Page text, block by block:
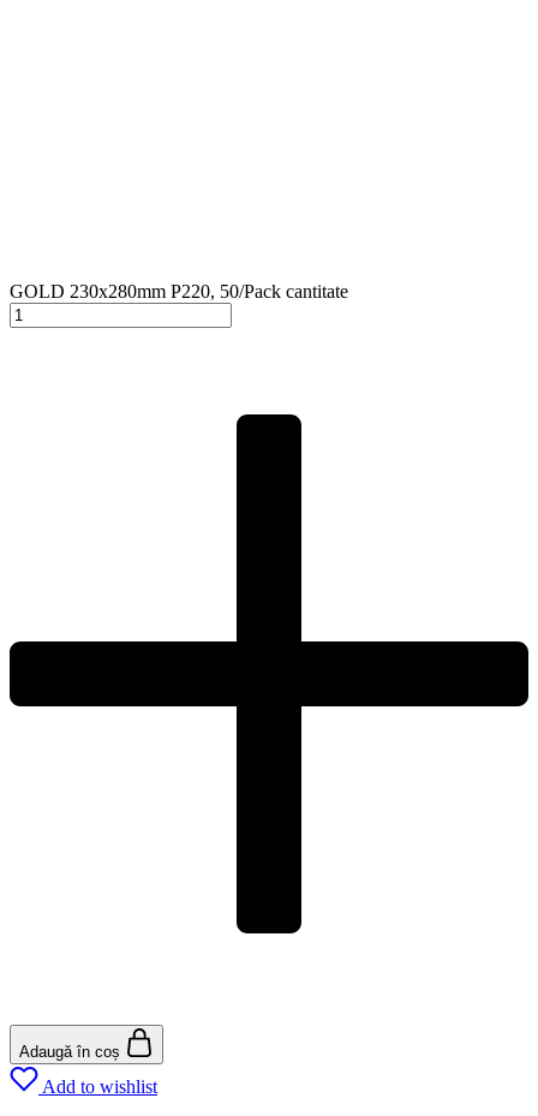
GOLD 230x280mm P220, 50/Pack cantitate
Adaugă în coș
Add to wishlist